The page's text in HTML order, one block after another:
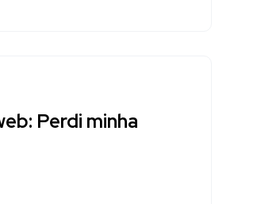
Perdi minha